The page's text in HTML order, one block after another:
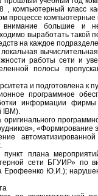
, компьютерный класс
процессе
большие и
выработать такой
на каждое
работы сети и
полосы
и подготовлена к
программное
информации
IBM).
оригинального
плана
сети БГУИР» по
Ерофеенко Ю.И.);